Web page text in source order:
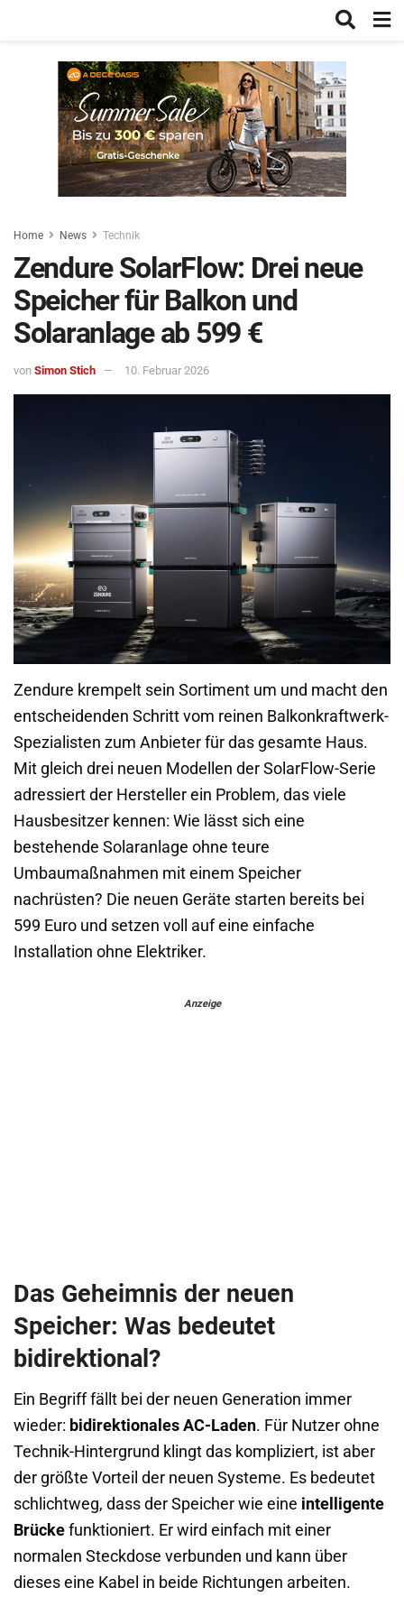
Home News Technik
Zendure SolarFlow: Drei neue
Speicher für Balkon und
Solaranlage ab 599 €
von Simon Stich 10. Februar 2026
Zendure krempelt sein Sortiment um und macht den
entscheidenden Schritt vom reinen Balkonkraftwerk-
Spezialisten zum Anbieter für das gesamte Haus.
Mit gleich drei neuen Modellen der SolarFlow-Serie
adressiert der Hersteller ein Problem, das viele
Hausbesitzer kennen: Wie lässt sich eine
bestehende Solaranlage ohne teure
Umbaumaßnahmen mit einem Speicher
nachrüsten? Die neuen Geräte starten bereits bei
599 Euro und setzen voll auf eine einfache
Installation ohne Elektriker.
Anzeige
Das Geheimnis der neuen
Speicher: Was bedeutet
bidirektional?
Ein Begriff fällt bei der neuen Generation immer
wieder: bidirektionales AC-Laden. Für Nutzer ohne
Technik-Hintergrund klingt das kompliziert, ist aber
der größte Vorteil der neuen Systeme. Es bedeutet
schlichtweg, dass der Speicher wie eine intelligente
Brücke funktioniert. Er wird einfach mit einer
normalen Steckdose verbunden und kann über
dieses eine Kabel in beide Richtungen arbeiten.